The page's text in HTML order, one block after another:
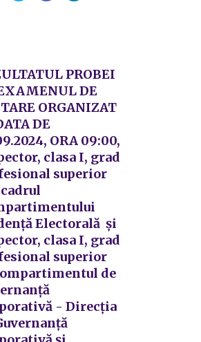
PROBEI
DE
ORGANIZAT
DE
ORA 09:00,
clasa I, grad
superior
Electorală și
clasa I, grad
superior
de
- Direcția